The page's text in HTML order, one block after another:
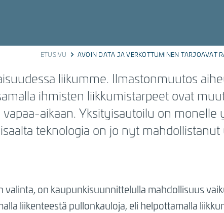
ETUSIVU AVOIN DATA JA VERKOTTUMINEN TARJOAVAT
liikumme. Ilmastonmuutos
ihmisten liikkumistarpeet ovat
aikaan. Yksityisautoilu on monelle
teknologia on jo nyt mahdollistanut
on kaupunkisuunnittelulla mahdollisuus
liikenteestä pullonkauloja, eli helpottamalla